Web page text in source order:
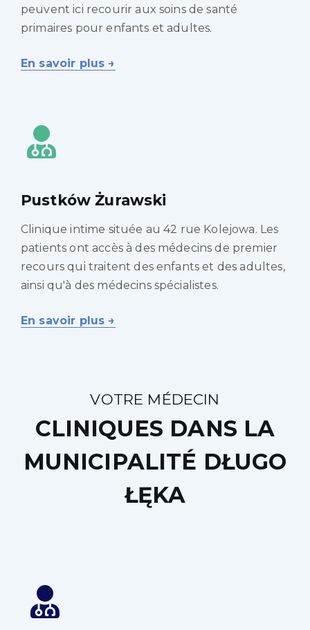
peuvent ici recourir aux soins de santé
primaires pour enfants et adultes.
En savoir plus →
Pustków Żurawski
Clinique intime située au 42 rue Kolejowa. Les
patients ont accès à des médecins de premier
recours qui traitent des enfants et des adultes,
ainsi qu'à des médecins spécialistes.
En savoir plus →
VOTRE MÉDECIN
CLINIQUES DANS LA
MUNICIPALITÉ DŁUGO
ŁĘKA